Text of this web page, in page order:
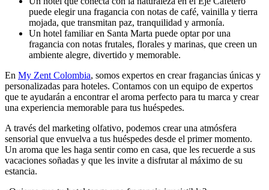
puede elegir una fragancia con notas de café, vainilla y tierra
mojada, que transmitan paz, tranquilidad y armonía.
Un hotel familiar en Santa Marta puede optar por una
fragancia con notas frutales, florales y marinas, que creen un
ambiente alegre, divertido y memorable.
En My Zent Colombia, somos expertos en crear fragancias únicas y
personalizadas para hoteles. Contamos con un equipo de expertos
que te ayudarán a encontrar el aroma perfecto para tu marca y crear
una experiencia memorable para tus huéspedes.
A través del marketing olfativo, podemos crear una atmósfera
sensorial que envuelva a tus huéspedes desde el primer momento.
Un aroma que les haga sentir como en casa, que les recuerde a sus
vacaciones soñadas y que les invite a disfrutar al máximo de su
estancia.